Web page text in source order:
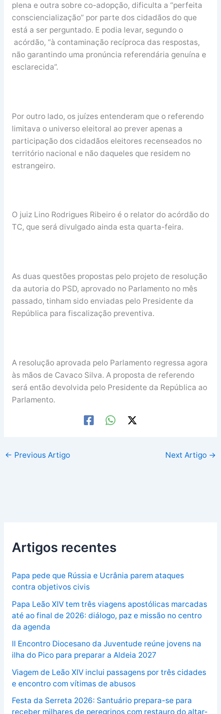
plena e outra sobre co-adopção, dificulta a “perfeita
consciencialização” por parte dos cidadãos do que
está a ser perguntado. E podia levar, segundo o
acórdão, “à contaminação recíproca das respostas,
não garantindo uma pronúncia referendária genuína e
esclarecida”.
Por outro lado, os juízes entenderam que o referendo
limitava o universo eleitoral ao prever apenas a
participação dos cidadãos eleitores recenseados no
território nacional e não daqueles que residem no
estrangeiro.
O juiz Lino Rodrigues Ribeiro é o relator do acórdão do
TC, que será divulgado ainda esta quarta-feira.
As duas questões propostas pelo projeto de resolução
da autoria do PSD, aprovado no Parlamento no mês
passado, tinham sido enviadas pelo Presidente da
República para fiscalização preventiva.
A resolução aprovada pelo Parlamento regressa agora
às mãos de Cavaco Silva. A proposta de referendo
será então devolvida pelo Presidente da República ao
Parlamento.
← Previous Artigo Next Artigo →
Artigos recentes
Papa pede que Rússia e Ucrânia parem ataques
contra objetivos civis
Papa Leão XIV tem três viagens apostólicas marcadas
até ao final de 2026: diálogo, paz e missão no centro
da agenda
II Encontro Diocesano da Juventude reúne jovens na
ilha do Pico para preparar a Aldeia 2027
Viagem de Leão XIV inclui passagens por três cidades
e encontro com vítimas de abusos
Festa da Serreta 2026: Santuário prepara-se para
receber milhares de peregrinos com restauro do altar-